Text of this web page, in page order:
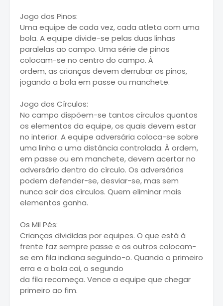
Jogo dos Pinos:
Uma equipe de cada vez, cada atleta com uma
bola. A equipe divide-se pelas duas linhas
paralelas ao campo. Uma série de pinos
colocam-se no centro do campo. À
ordem, as crianças devem derrubar os pinos,
jogando a bola em passe ou manchete.
Jogo dos Círculos:
No campo dispõem-se tantos círculos quantos
os elementos da equipe, os quais devem estar
no interior. A equipe adversária coloca-se sobre
uma linha a uma distância controlada. À ordem,
em passe ou em manchete, devem acertar no
adversário dentro do círculo. Os adversários
podem defender-se, desviar-se, mas sem
nunca sair dos círculos. Quem eliminar mais
elementos ganha.
Os Mil Pés:
Crianças divididas por equipes. O que está à
frente faz sempre passe e os outros colocam-
se em fila indiana seguindo-o. Quando o primeiro
erra e a bola cai, o segundo
da fila recomeça. Vence a equipe que chegar
primeiro ao fim.